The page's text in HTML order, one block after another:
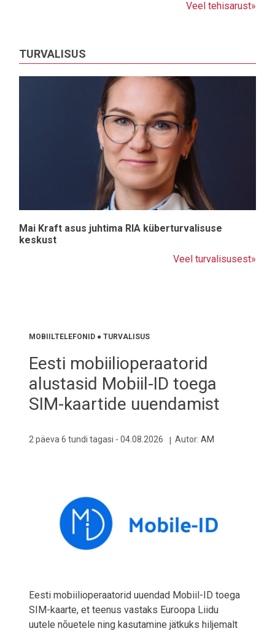
Veel tehisarust»
TURVALISUS
Mai Kraft asus juhtima RIA küberturvalisuse
keskust
Veel turvalisusest»
MOBIILTELEFONID ● TURVALISUS
Eesti mobiilioperaatorid
alustasid Mobiil-ID toega
SIM-kaartide uuendamist
2 päeva 6 tundi tagasi - 04.08.2026 Autor: AM
Eesti mobiilioperaatorid uuendad Mobiil-ID toega
SIM-kaarte, et teenus vastaks Euroopa Liidu
uutele nõuetele ning kasutamine jätkuks hiljemalt